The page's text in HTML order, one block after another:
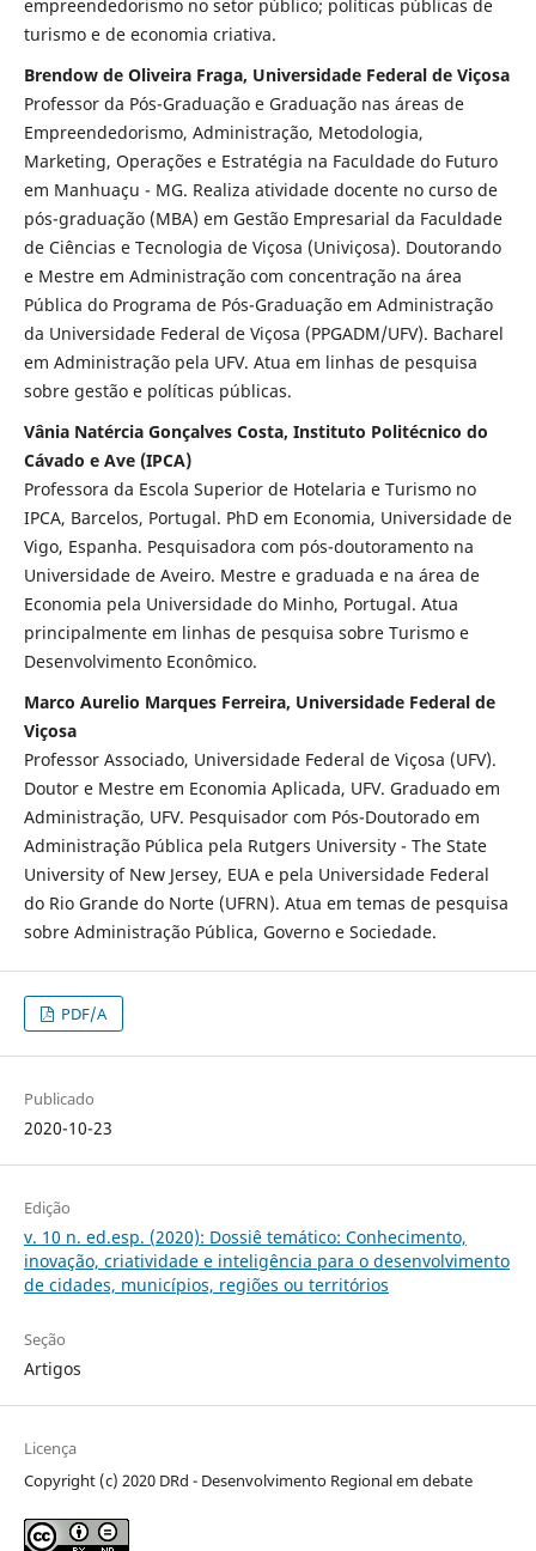
empreendedorismo no setor público; políticas públicas de
turismo e de economia criativa.
Brendow de Oliveira Fraga, Universidade Federal de Viçosa
Professor da Pós-Graduação e Graduação nas áreas de
Empreendedorismo, Administração, Metodologia,
Marketing, Operações e Estratégia na Faculdade do Futuro
em Manhuaçu - MG. Realiza atividade docente no curso de
pós-graduação (MBA) em Gestão Empresarial da Faculdade
de Ciências e Tecnologia de Viçosa (Univiçosa). Doutorando
e Mestre em Administração com concentração na área
Pública do Programa de Pós-Graduação em Administração
da Universidade Federal de Viçosa (PPGADM/UFV). Bacharel
em Administração pela UFV. Atua em linhas de pesquisa
sobre gestão e políticas públicas.
Vânia Natércia Gonçalves Costa, Instituto Politécnico do
Cávado e Ave (IPCA)
Professora da Escola Superior de Hotelaria e Turismo no
IPCA, Barcelos, Portugal. PhD em Economia, Universidade de
Vigo, Espanha. Pesquisadora com pós-doutoramento na
Universidade de Aveiro. Mestre e graduada e na área de
Economia pela Universidade do Minho, Portugal. Atua
principalmente em linhas de pesquisa sobre Turismo e
Desenvolvimento Econômico.
Marco Aurelio Marques Ferreira, Universidade Federal de
Viçosa
Professor Associado, Universidade Federal de Viçosa (UFV).
Doutor e Mestre em Economia Aplicada, UFV. Graduado em
Administração, UFV. Pesquisador com Pós-Doutorado em
Administração Pública pela Rutgers University - The State
University of New Jersey, EUA e pela Universidade Federal
do Rio Grande do Norte (UFRN). Atua em temas de pesquisa
sobre Administração Pública, Governo e Sociedade.
PDF/A
Publicado
2020-10-23
Edição
v. 10 n. ed.esp. (2020): Dossiê temático: Conhecimento,
inovação, criatividade e inteligência para o desenvolvimento
de cidades, municí­pios, regiões ou territórios
Seção
Artigos
Licença
Copyright (c) 2020 DRd - Desenvolvimento Regional em debate